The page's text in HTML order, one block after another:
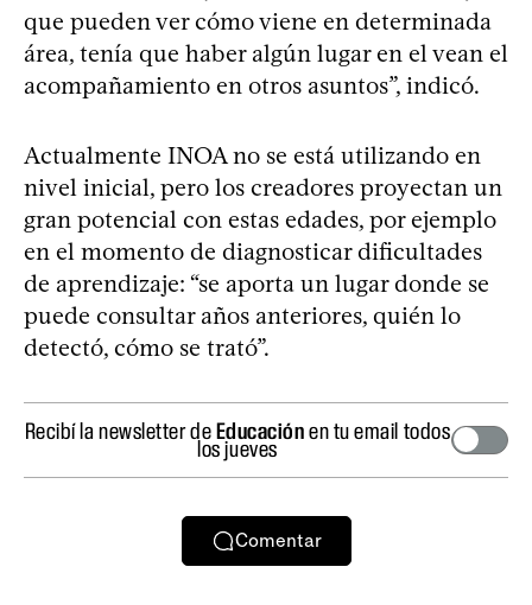
que pueden ver cómo viene en determinada
área, tenía que haber algún lugar en el vean el
acompañamiento en otros asuntos”, indicó.
Actualmente INOA no se está utilizando en
nivel inicial, pero los creadores proyectan un
gran potencial con estas edades, por ejemplo
en el momento de diagnosticar dificultades
de aprendizaje: “se aporta un lugar donde se
puede consultar años anteriores, quién lo
detectó, cómo se trató”.
Recibí la newsletter deEducaciónen tu email todos
los jueves
Comentar